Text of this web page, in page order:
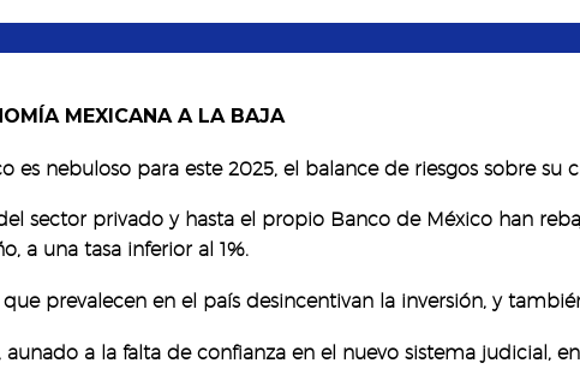
MEXICANA A LA BAJA
es nebuloso para este 2025, el balance de riesgos sobre su
sector privado y hasta el propio Banco de México han
a una tasa inferior al 1%.
prevalecen en el país desincentivan la inversión, y
aunado a la falta de confianza en el nuevo sistema judicial,